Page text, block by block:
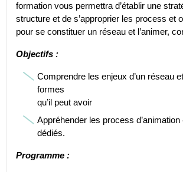
formation vous permettra d’établir une
structure et de s’approprier les process et
pour se constituer un réseau et l’animer,
Objectifs :
Comprendre les enjeux d’un réseau
formes
qu’il peut avoir
Appréhender les process d’animation
dédiés.
Programme :